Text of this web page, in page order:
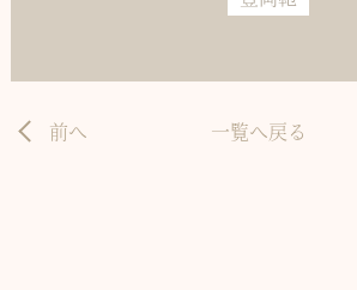
前へ 一覧へ戻る